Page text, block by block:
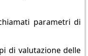
parametri di
di valutazione delle